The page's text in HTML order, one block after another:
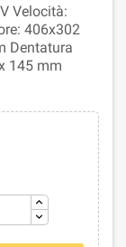
Velocità:
406x302
Dentatura
145 mm